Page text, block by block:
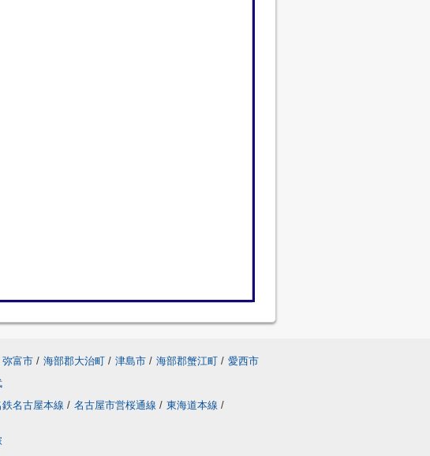
弥富市 / 海部郡大治町 / 津島市 / 海部郡蟹江町 / 愛西市
鉄名古屋本線 / 名古屋市営桜通線 / 東海道本線 /